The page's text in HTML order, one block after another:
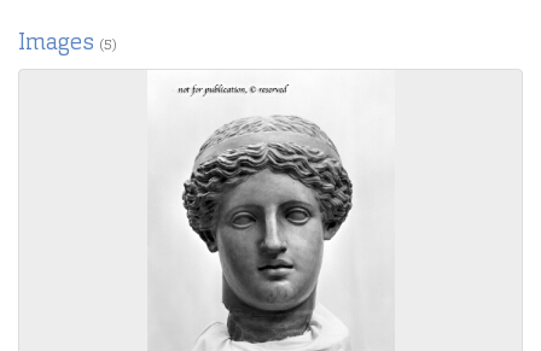
Images (5)